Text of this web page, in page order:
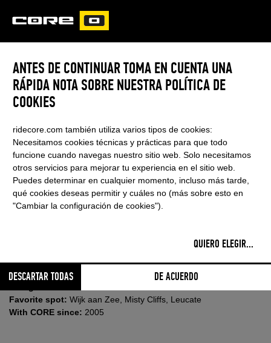
CARVED
MAARTEN HAEGER
Country:The Netherlands
Born:2nd April 2001
Favorite spot: Wijk aan Zee, Misty Cliffs, Leucate
With CORE since: 2005
ANTES DE CONTINUAR TOMA EN CUENTA UNA
RÁPIDA NOTA SOBRE NUESTRA POLÍTICA DE
COOKIES
ridecore.com también utiliza varios tipos de cookies:
Necesitamos cookies técnicas y prácticas para que todo
funcione cuando navegas nuestro sitio web. Solo necesitamos
otros servicios para mejorar tu experiencia en el sitio web.
Puedes determinar en cualquier momento, incluso más tarde,
qué cookies deseas permitir y cuáles no (más sobre esto en
"Cambiar la configuración de cookies").
QUIERO ELEGIR...
DESCARTAR TODAS DE ACUERDO